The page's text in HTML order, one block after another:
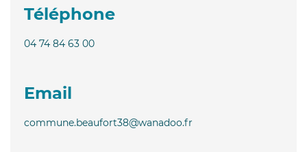
Téléphone
04 74 84 63 00
Email
commune.beaufort38@wanadoo.fr